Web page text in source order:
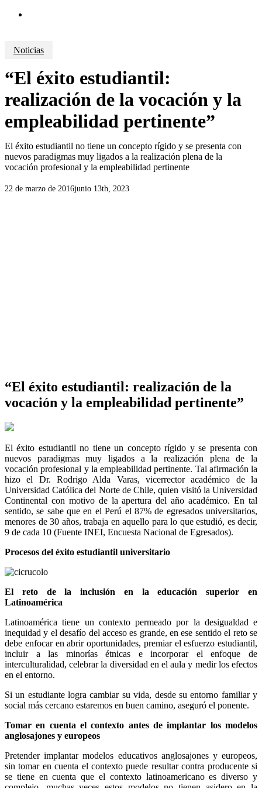
Noticias
“El éxito estudiantil:
realización de la vocación y la
empleabilidad pertinente”
El éxito estudiantil no tiene un concepto rígido y se presenta con
nuevos paradigmas muy ligados a la realización plena de la
vocación profesional y la empleabilidad pertinente
22 de marzo de 2016junio 13th, 2023
“El éxito estudiantil: realización de la
vocación y la empleabilidad pertinente”
El éxito estudiantil no tiene un concepto rígido y se presenta con
nuevos paradigmas muy ligados a la realización plena de la
vocación profesional y la empleabilidad pertinente. Tal afirmación la
hizo el Dr. Rodrigo Alda Varas, vicerrector académico de la
Universidad Católica del Norte de Chile, quien visitó la Universidad
Continental con motivo de la apertura del año académico. En tal
sentido, se sabe que en el Perú el 87% de egresados universitarios,
menores de 30 años, trabaja en aquello para lo que estudió, es decir,
9 de cada 10 (Fuente INEI, Encuesta Nacional de Egresados).
Procesos del éxito estudiantil universitario
El reto de la inclusión en la educación superior en
Latinoamérica
Latinoamérica tiene un contexto permeado por la desigualdad e
inequidad y el desafío del acceso es grande, en ese sentido el reto se
debe enfocar en abrir oportunidades, premiar el esfuerzo estudiantil,
incluir a las minorías étnicas e incorporar el enfoque de
interculturalidad, celebrar la diversidad en el aula y medir los efectos
en el entorno.
Si un estudiante logra cambiar su vida, desde su entorno familiar y
social más cercano estaremos en buen camino, aseguró el ponente.
Tomar en cuenta el contexto antes de implantar los modelos
anglosajones y europeos
Pretender implantar modelos educativos anglosajones y europeos,
sin tomar en cuenta el contexto puede resultar contra producente si
se tiene en cuenta que el contexto latinoamericano es diverso y